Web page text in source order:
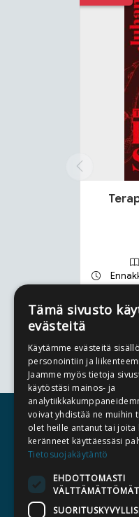
Tämä sivusto
evästeitä
Käytämme evästeitä
personointiin ja
Jaamme myös tietoja
käytöstäsi mainos- ja
voivat yhdistää ne muihin
olet heille antanut tai joita
keränneet käyttäessäsi
Tietosuojakäytäntö
EHDOTTOMASTI
VÄLTTÄMÄTTÖMÄT